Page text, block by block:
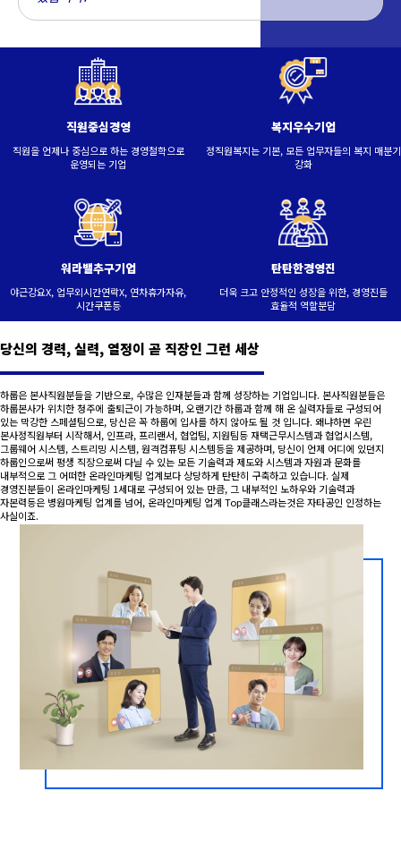
직원중심경영
직원을 언제나 중심으로 하는 경영철학으로
운영되는 기업
복지우수기업
정직원복지는 기본, 모든 업무자들의 복지 매분기
강화
워라밸추구기업
야근강요X, 업무외시간연락X, 연차휴가자유,
시간쿠폰등
탄탄한경영진
더욱 크고 안정적인 성장을 위한, 경영진들
효율적 역할분담
당신의 경력, 실력, 열정이 곧 직장인 그런 세상
하룹은 본사직원분들을 기반으로, 수많은 인재분들과 함께 성장하는 기업입니다. 본사직원분들은
하룹본사가 위치한 청주에 출퇴근이 가능하며, 오랜기간 하룹과 함께 해 온 실력자들로 구성되어
있는 막강한 스페셜팀으로, 당신은 꼭 하룹에 입사를 하지 않아도 될 것 입니다. 왜냐하면 우린
본사정직원부터 시작해서, 인프라, 프리랜서, 협업팀, 지원팀등 재택근무시스템과 협업시스템,
그룹웨어 시스템, 스트리밍 시스템, 원격컴퓨팅 시스템등을 제공하며, 당신이 언제 어디에 있던지
하룹인으로써 평생 직장으로써 다닐 수 있는 모든 기술력과 제도와 시스템과 자원과 문화를
내부적으로 그 어떠한 온라인마케팅 업계보다 상당하게 탄탄히 구축하고 있습니다. 실제
경영진분들이 온라인마케팅 1세대로 구성되어 있는 만큼, 그 내부적인 노하우와 기술력과
자본력등은 병원마케팅 업계를 넘어, 온라인마케팅 업계 Top클래스라는것은 자타공인 인정하는
사실이죠.